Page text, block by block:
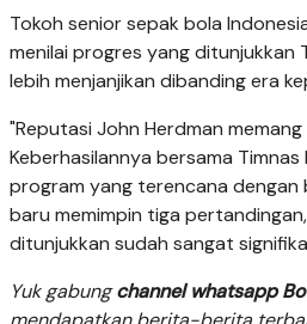
Tokoh senior sepak bola
menilai progres yang ditunjukkan
lebih menjanjikan dibanding era
"Reputasi John Herdman
Keberhasilannya bersama
program yang terencana dengan
baru memimpin tiga
ditunjukkan sudah sangat
Yuk gabungchannel whatsapp